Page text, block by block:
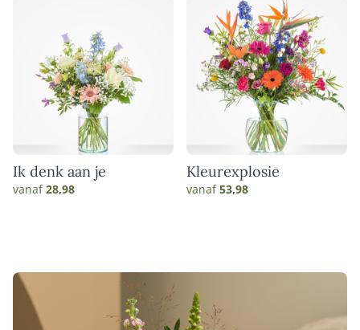
Ik denk aan je
vanaf28,98
Kleurexplosie
vanaf53,98